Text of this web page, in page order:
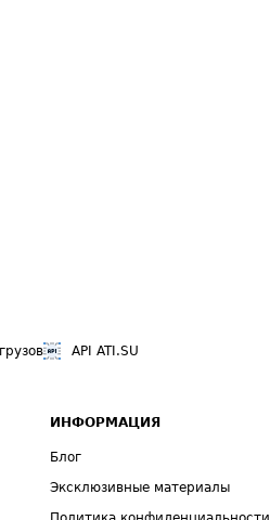
API ATI.SU
ИНФОРМАЦИЯ
Блог
Эксклюзивные материалы